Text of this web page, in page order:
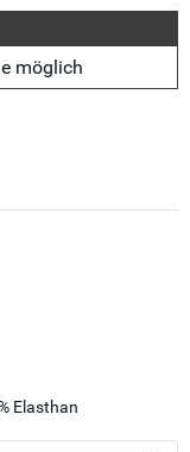
möglich
Elasthan